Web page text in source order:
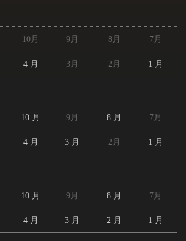
10月 9月 8月 7月
4 月 3月 2月 1 月
10 月 9月 8 月 7月
4 月 3 月 2月 1 月
10 月 9月 8 月 7月
4 月 3 月 2 月 1 月